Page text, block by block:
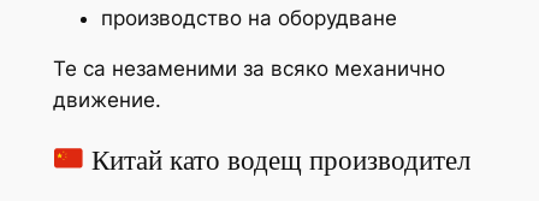
производство на оборудване
Те са незаменими за всяко механично
движение.
Китай като водещ производител